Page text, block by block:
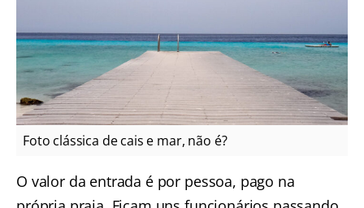
Foto clássica de cais e mar, não é?
O valor da entrada é por pessoa, pago na